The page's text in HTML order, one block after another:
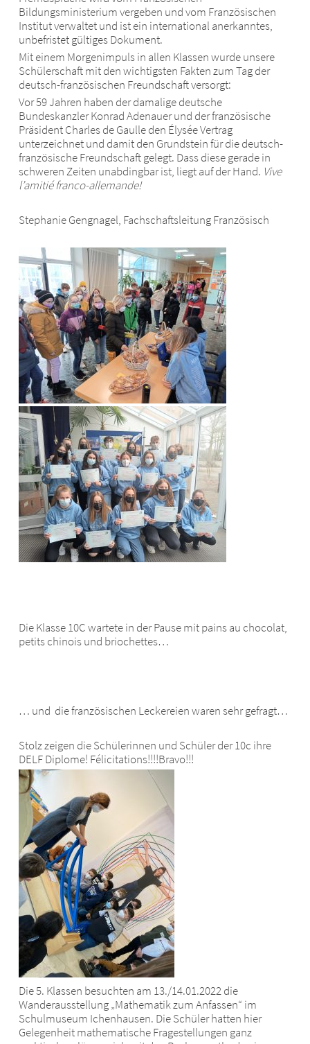
Bildungsministerium vergeben und vom Französischen
Institut verwaltet und ist ein international anerkanntes,
unbefristet gültiges Dokument.
Mit einem Morgenimpuls in allen Klassen wurde unsere
Schülerschaft mit den wichtigsten Fakten zum Tag der
deutsch-französischen Freundschaft versorgt:
Vor 59 Jahren haben der damalige deutsche
Bundeskanzler Konrad Adenauer und der französische
Präsident Charles de Gaulle den Élysée Vertrag
unterzeichnet und damit den Grundstein für die deutsch-
französische Freundschaft gelegt. Dass diese gerade in
schweren Zeiten unabdingbar ist, liegt auf der Hand. Vive
l’amitié franco-allemande!
Stephanie Gengnagel, Fachschaftsleitung Französisch
Die Klasse 10C wartete in der Pause mit pains au chocolat,
petits chinois und briochettes…
… und die französischen Leckereien waren sehr gefragt…
Stolz zeigen die Schülerinnen und Schüler der 10c ihre
DELF Diplome! Félicitations!!!!Bravo!!!
Die 5. Klassen besuchten am 13./14.01.2022 die
Wanderausstellung „Mathematik zum Anfassen“ im
Schulmuseum Ichenhausen. Die Schüler hatten hier
Gelegenheit mathematische Fragestellungen ganz